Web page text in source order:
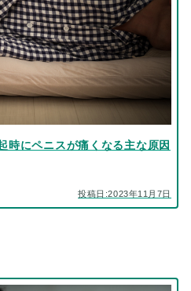
時にペニスが痛くなる主な原因
投稿日:2023年11月7日